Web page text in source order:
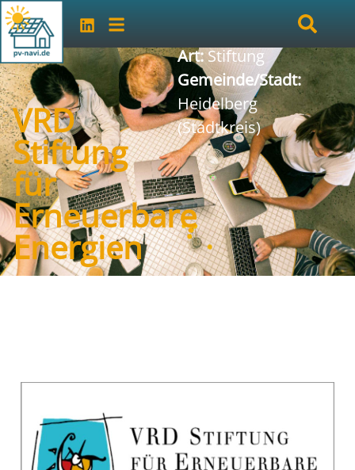
VRD
Stiftung
für
Erneuerbare
Energien
Art:Stiftung
Gemeinde/Stadt:
Heidelberg
(Stadtkreis)